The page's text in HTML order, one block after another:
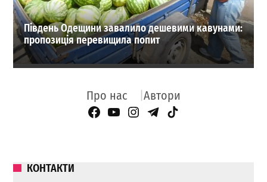
Південь Одещини завалило дешевими кавунами:
пропозиція перевищила попит
Про нас Автори
Facebook Page
YouTube
Instagram
Telegram
TikTok
КОНТАКТИ